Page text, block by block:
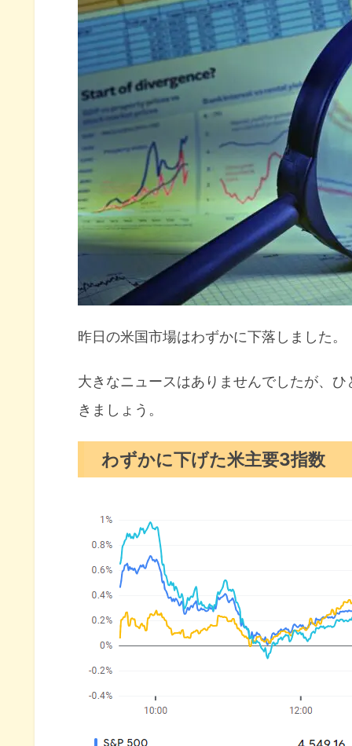
S&P500ヒートマップ
セクター別パフォーマンス
S&P500チャート分析
米国市場のトピックス
来年5月利下げを織り込む債券
米GDP第3四半期を5.2%増に上
リッチモンド連銀総裁『利上げ
11月の注目イベントについて
まとめ
昨日の米国市場はわずかに下落しました。
大きなニュースはありませんでしたが、
きましょう。
わずかに下げた米主要3指数